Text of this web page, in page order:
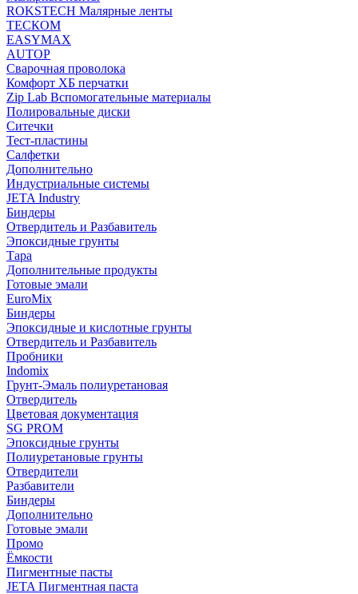
ROKSTECH Малярные ленты
ТЕСКОМ
EASYMAX
AUTOP
Сварочная проволока
Комфорт ХБ перчатки
Zip Lab Вспомогательные материалы
Полировальные диски
Ситечки
Тест-пластины
Салфетки
Дополнительно
Индустриальные системы
JETA Industry
Биндеры
Отвердитель и Разбавитель
Эпоксидные грунты
Тара
Дополнительные продукты
Готовые эмали
EuroMix
Биндеры
Эпоксидные и кислотные грунты
Отвердитель и Разбавитель
Пробники
Indomix
Грунт-Эмаль полиуретановая
Отвердитель
Цветовая документация
SG PROM
Эпоксидные грунты
Полиуретановые грунты
Отвердители
Разбавители
Биндеры
Дополнительно
Готовые эмали
Промо
Ёмкости
Пигментные пасты
JETA Пигментная паста